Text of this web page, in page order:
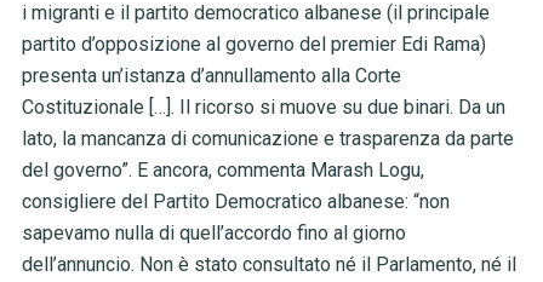
i migranti e il partito democratico albanese (il principale
partito d’opposizione al governo del premier Edi Rama)
presenta un’istanza d’annullamento alla Corte
Costituzionale […]. Il ricorso si muove su due binari. Da un
lato, la mancanza di comunicazione e trasparenza da parte
del governo”. E ancora, commenta Marash Logu,
consigliere del Partito Democratico albanese: “non
sapevamo nulla di quell’accordo fino al giorno
dell’annuncio. Non è stato consultato né il Parlamento, né il